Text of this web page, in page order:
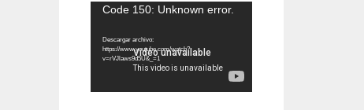
Reproductor
vídeo
Code 150: Unknown error.
Descargar archivo:
https://www.youtube.com/watch?
v=rVJlaws9d5U&_=1